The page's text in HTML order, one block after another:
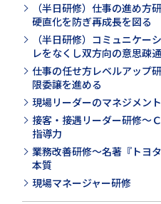
（半日研修）仕事の進め方
硬直化を防ぎ再成長を図る
（半日研修）コミュニケー
レをなくし双方向の意思疎
仕事の任せ方レベルアップ
限委譲を進める
現場リーダーのマネジメン
接客・接遇リーダー研修～
指導力
業務改善研修～名著『トヨ
本質
現場マネージャー研修